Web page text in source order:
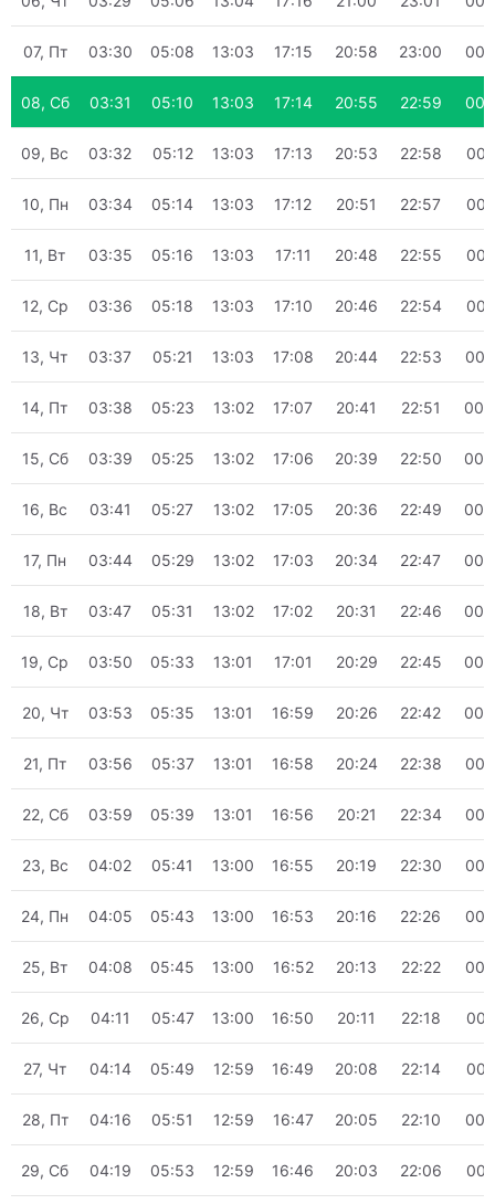
07, Пт 03:30 05:08 13:03 17:15 20:58 23:00
08, Сб 03:31 05:10 13:03 17:14 20:55 22:59
09, Вс 03:32 05:12 13:03 17:13 20:53 22:58
10, Пн 03:34 05:14 13:03 17:12 20:51 22:57
11, Вт 03:35 05:16 13:03 17:11 20:48 22:55
12, Ср 03:36 05:18 13:03 17:10 20:46 22:54
13, Чт 03:37 05:21 13:03 17:08 20:44 22:53
14, Пт 03:38 05:23 13:02 17:07 20:41 22:51
15, Сб 03:39 05:25 13:02 17:06 20:39 22:50
16, Вс 03:41 05:27 13:02 17:05 20:36 22:49
17, Пн 03:44 05:29 13:02 17:03 20:34 22:47
18, Вт 03:47 05:31 13:02 17:02 20:31 22:46
19, Ср 03:50 05:33 13:01 17:01 20:29 22:45
20, Чт 03:53 05:35 13:01 16:59 20:26 22:42
21, Пт 03:56 05:37 13:01 16:58 20:24 22:38
22, Сб 03:59 05:39 13:01 16:56 20:21 22:34
23, Вс 04:02 05:41 13:00 16:55 20:19 22:30
24, Пн 04:05 05:43 13:00 16:53 20:16 22:26
25, Вт 04:08 05:45 13:00 16:52 20:13 22:22
26, Ср 04:11 05:47 13:00 16:50 20:11 22:18
27, Чт 04:14 05:49 12:59 16:49 20:08 22:14
28, Пт 04:16 05:51 12:59 16:47 20:05 22:10
29, Сб 04:19 05:53 12:59 16:46 20:03 22:06